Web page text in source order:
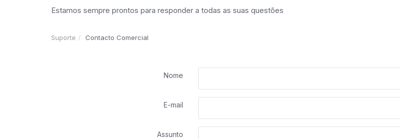
Estamos sempre prontos para responder a todas as suas questões
Suporte Contacto Comercial
Nome
E-mail
Assunto